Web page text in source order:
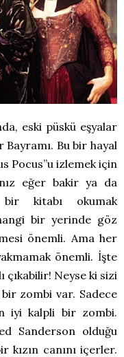
eski püskü eşyalar
Bu bir hayal
Pocus”u izlemek için
eğer bakir ya da
kitabı okumak
bir yerinde göz
önemli. Ama her
önemli. İşte
çıkabilir! Neyse ki sizi
zombi var. Sadece
iyi kalpli bir zombi.
Sanderson olduğu
kızın canını içerler.